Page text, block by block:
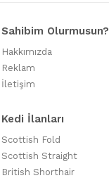
Sahibim Olurmusun?
Hakkımızda
Reklam
İletişim
Kedi İlanları
Scottish Fold
Scottish Straight
British Shorthair